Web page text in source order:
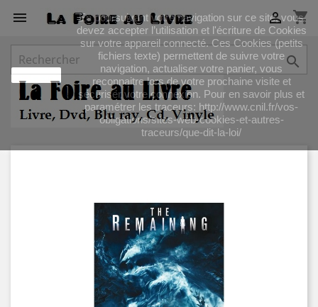
J'accepte
En poursuivant votre navigation sur ce site, vous
devez accepter l’utilisation et l'écriture de Cookies
sur votre appareil connecté. Ces Cookies (petits
fichiers texte) permettent de suivre votre
navigation, actualiser votre panier, vous
reconnaitre lors de votre prochaine visite et
sécuriser votre connexion. Pour en savoir plus et
paramétrer les traceurs: http://www.cnil.fr/vos-
obligations/sites-web-cookies-et-autres-
traceurs/que-dit-la-loi/
 shopping_cart

